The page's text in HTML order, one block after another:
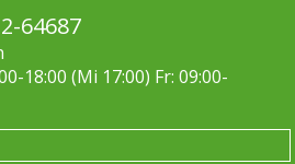
64687
18:00 (Mi 17:00) Fr: 09:00-